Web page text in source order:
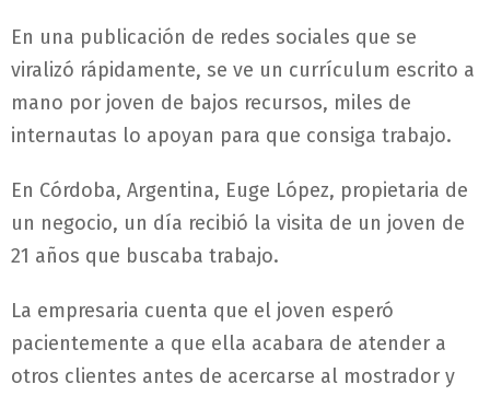
En una publicación de redes sociales que se
viralizó rápidamente, se ve un currículum escrito a
mano por joven de bajos recursos, miles de
internautas lo apoyan para que consiga trabajo.
En Córdoba, Argentina, Euge López, propietaria de
un negocio, un día recibió la visita de un joven de
21 años que buscaba trabajo.
La empresaria cuenta que el joven esperó
pacientemente a que ella acabara de atender a
otros clientes antes de acercarse al mostrador y